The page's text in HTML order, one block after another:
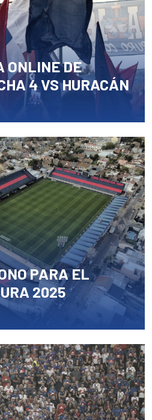
ONLINE DE
4 VS HURACÁN
PARA EL
2025